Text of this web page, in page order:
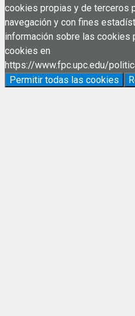
cookies propias y de terceros
navegación y con fines
información sobre las cookies
cookies en
https://www.fpc.upc.edu/
Permitir todas las cookies